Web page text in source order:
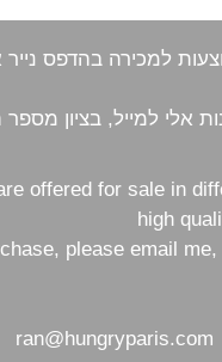
למכירה בהדפס נייר
אלי למייל, בציון
offered for sale in
high
please email
ran@hungryparis.com